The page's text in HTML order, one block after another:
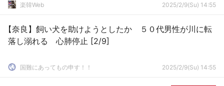
楽韓Web 2025/2/9(Su) 14:55
【奈良】飼い犬を助けようとしたか ５０代男性が川に転
落し溺れる 心肺停止 [2/9]
国難にあってもの申す！！ 2025/2/9(Su) 14:55